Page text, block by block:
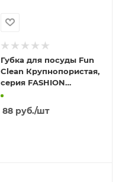
Губка для посуды Fun
Clean Крупнопористая,
серия FASHION
COLLECTION,5шт
88руб./шт